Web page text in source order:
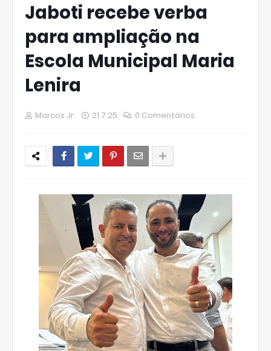
Jaboti recebe verba
para ampliação na
Escola Municipal Maria
Lenira
Marcos Jr. 21.7.25 0 Comentários